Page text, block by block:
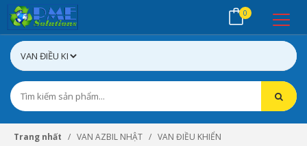
0
Trang nhất VAN AZBIL NHẬT VAN ĐIỀU KHIỂN